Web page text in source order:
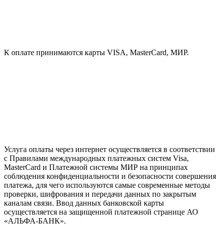
К оплате принимаются карты VISA, MasterCard, МИР.
Услуга оплаты через интернет осуществляется в соответствии
с Правилами международных платежных систем Visa,
MasterCard и Платежной системы МИР на принципах
соблюдения конфиденциальности и безопасности совершения
платежа, для чего используются самые современные методы
проверки, шифрования и передачи данных по закрытым
каналам связи. Ввод данных банковской карты
осуществляется на защищенной платежной странице АО
«АЛЬФА-БАНК».